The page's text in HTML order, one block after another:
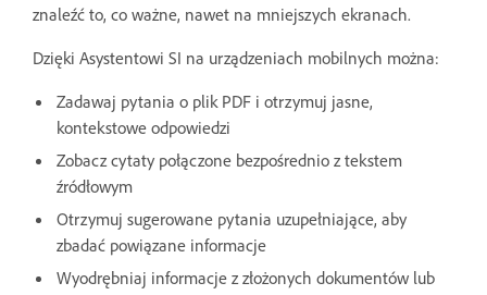
znaleźć to, co ważne, nawet na mniejszych ekranach.
Dzięki Asystentowi SI na urządzeniach mobilnych można:
Zadawaj pytania o plik PDF i otrzymuj jasne,
kontekstowe odpowiedzi
Zobacz cytaty połączone bezpośrednio z tekstem
źródłowym
Otrzymuj sugerowane pytania uzupełniające, aby
zbadać powiązane informacje
Wyodrębniaj informacje z złożonych dokumentów lub